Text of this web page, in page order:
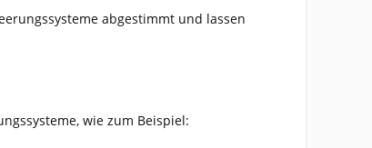
abgestimmt und lassen
wie zum Beispiel: